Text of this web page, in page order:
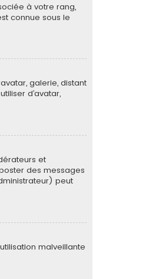
à votre rang,
connue sous le
galerie, distant
d’avatar,
et
des messages
peut
malveillante